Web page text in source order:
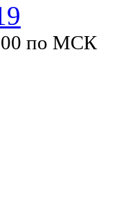
по МСК